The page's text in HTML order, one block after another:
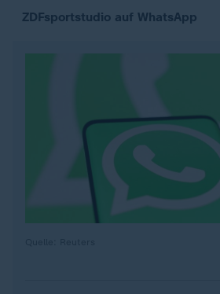
ZDFsportstudio auf WhatsApp